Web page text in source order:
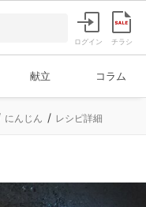
ログイン チラシ
献立 コラム
にんじん レシピ詳細